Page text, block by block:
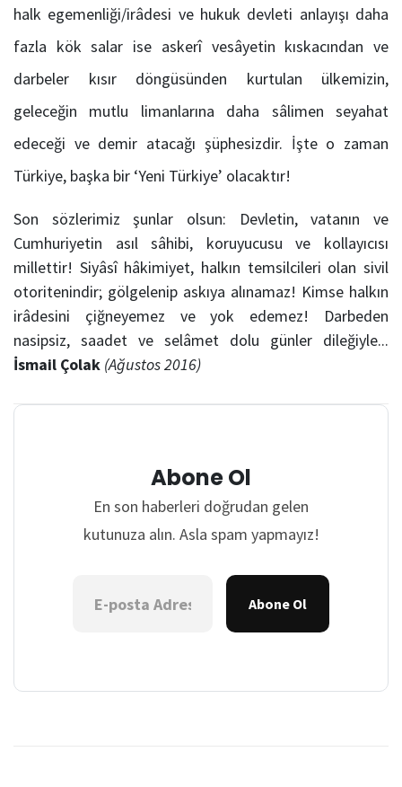
halk egemenliği/irâdesi ve hukuk devleti anlayışı daha
fazla kök salar ise askerî vesâyetin kıskacından ve
darbeler kısır döngüsünden kurtulan ülkemizin,
geleceğin mutlu limanlarına daha sâlimen seyahat
edeceği ve demir atacağı şüphesizdir. İşte o zaman
Türkiye, başka bir ‘Yeni Türkiye’ olacaktır!
Son sözlerimiz şunlar olsun: Devletin, vatanın ve
Cumhuriyetin asıl sâhibi, koruyucusu ve kollayıcısı
millettir! Siyâsî hâkimiyet, halkın temsilcileri olan sivil
otoritenindir; gölgelenip askıya alınamaz! Kimse halkın
irâdesini çiğneyemez ve yok edemez! Darbeden
nasipsiz, saadet ve selâmet dolu günler dileğiyle...
İsmail Çolak (Ağustos 2016)
Abone Ol
En son haberleri doğrudan gelen
kutunuza alın. Asla spam yapmayız!
Abone Ol